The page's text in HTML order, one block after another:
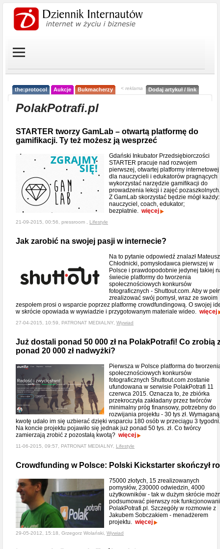
the:protocol Aukcje Bukmacherzy < reklama Dodaj artykuł / link
PolakPotrafi.pl
STARTER tworzy GamLab – otwartą platformę do
gamifikacji. Ty też możesz ją wesprzeć
Gdański Inkubator Przedsiębiorczości
STARTER pracuje nad rozwojem
pierwszej, otwartej platformy internetowej
dla nauczycieli i edukatorów pragnących
wykorzystać narzędzie gamifikacji do
prowadzenia lekcji i zajęć pozaszkolnych.
Z GamLab skorzystać będzie mógł każdy:
nauczyciel, coach, edukator;
bezpłatnie. więcej
21-09-2015, 00:56, pressroom , Lifestyle
Jak zarobić na swojej pasji w internecie?
Na to pytanie odpowiedź znalazł Mateusz
Chłodnicki, pomysłodawca pierwszej w
Polsce i prawdopodobnie jedynej takiej
świecie platformy do tworzenia
społecznościowych konkursów
fotograficznych - Shuttout.com. Aby w
zrealizować swój pomysł, wraz ze swoim
zespołem prosi o wsparcie poprzez platformę crowdfundingową. O swojej
w skrócie opowiada w wywiadzie i przygotowanym materiale wideo. więcej
27-04-2015, 10:59, PATRONAT MEDIALNY, Wywiad
Już dostali ponad 50 000 zł na PolakPotrafi! Co zrobią
ponad 20 000 zł nadwyżki?
Pierwsza w Polsce platforma do
społecznościowych konkursów
fotograficznych Shuttout.com zostanie
ufundowana w serwisie PolakPotrafi 11
czerwca 2015. Oznacza to, że zbiórka
przekroczyła zakładany przez twórców
minimalny próg finansowy, potrzebny do
rozwijania projektu - 30 tys zł. Wymaganą
kwotę udało im się uzbierać dzięki wsparciu 180 osób w przeciągu 3 tygodni.
Na koncie projektu pojawiło się jednak już ponad 50 tys. zł. Co twórcy
zamierzają zrobić z pozostałą kwotą? więcej
11-06-2015, 09:57, PATRONAT MEDIALNY, Lifestyle
Crowdfunding w Polsce: Polski Kickstarter skończył
75000 złotych, 15 zrealizowanych
pomysłów, 230000 odwiedzin, 4000
użytkowników - tak w dużym skrócie
podsumować pierwszy rok
PolakPotrafi.pl. Szczegóły w rozmowie z
Jakubem Sobczakiem - menadżerem
projektu. więcej
29-05-2012, 15:18, Grzegorz Wolański, Wywiad